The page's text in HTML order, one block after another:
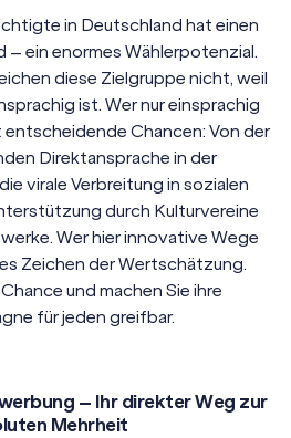
in Deutschland hat einen
ein enormes Wählerpotenzial.
diese Zielgruppe nicht, weil
ist. Wer nur einsprachig
Chancen: Von der
Direktansprache in der
virale Verbreitung in sozialen
durch Kulturvereine
Wer hier innovative Wege
Zeichen der Wertschätzung.
und machen Sie ihre
für jeden greifbar.
– Ihr direkter Weg zur
Mehrheit